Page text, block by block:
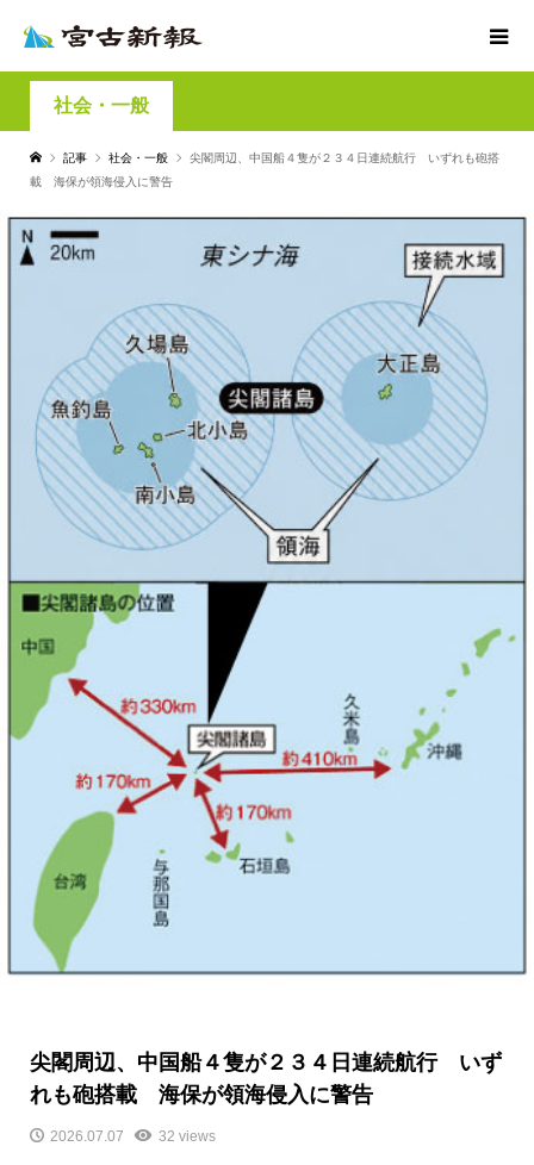
社会・一般
記事 社会・一般
尖閣周辺、中国船４隻が２３４日連続航行 いずれも砲搭
載 海保が領海侵入に警告
尖閣周辺、中国船４隻が２３４日連続航行 いず
れも砲搭載 海保が領海侵入に警告
2026.07.07 32 views